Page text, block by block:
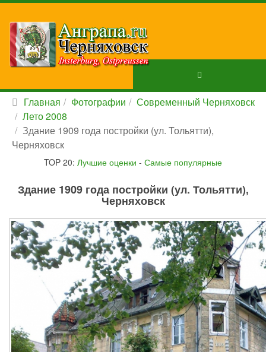
Главная Фотографии
Современный Черняховск
Лето 2008
Здание 1909 года постройки (ул. Тольятти),
Черняховск
TOP 20: Лучшие оценки - Самые популярные
Здание 1909 года постройки (ул. Тольятти),
Черняховск